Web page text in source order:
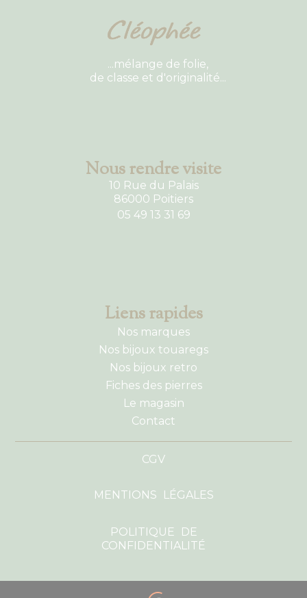
...mélange de folie,
de classe et d'originalité...
Nous rendre visite
10 Rue du Palais
86000 Poitiers
05 49 13 31 69
Liens rapides
Nos marques
Nos bijoux touaregs
Nos bijoux retro
Fiches des pierres
Le magasin
Contact
CGV
MENTIONS LÉGALES
POLITIQUE DE
CONFIDENTIALITÉ